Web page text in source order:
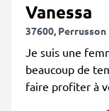
Vanessa
37600, Perrusson
Je suis une
beaucoup de
faire profiter à